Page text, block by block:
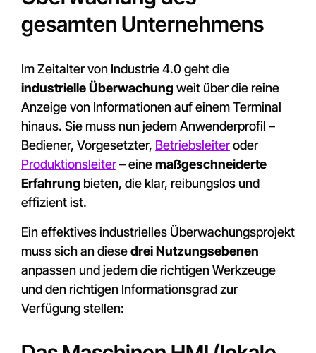
gesamten Unternehmens
Im Zeitalter von Industrie 4.0 geht die
industrielle Überwachung weit über die reine
Anzeige von Informationen auf einem Terminal
hinaus. Sie muss nun jedem Anwenderprofil –
Bediener, Vorgesetzter, Betriebsleiteroder
Produktionsleiter– einemaßgeschneiderte
Erfahrung bieten, die klar, reibungslos und
effizient ist.
Ein effektives industrielles Überwachungsprojekt
muss sich an diesedrei Nutzungsebenen
anpassen und jedem die richtigen Werkzeuge
und den richtigen Informationsgrad zur
Verfügung stellen: